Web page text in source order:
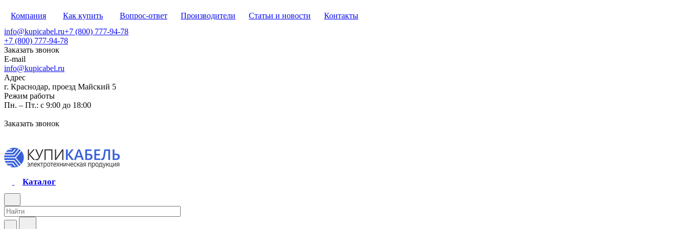
Компания Как купить Вопрос-ответ Производители Статьи и новости
Контакты
info@kupicabel.ru+7 (800) 777-94-78
+7 (800) 777-94-78
Заказать звонок
E-mail
info@kupicabel.ru
Адрес
г. Краснодар, проезд Майский 5
Режим работы
Пн. – Пт.: с 9:00 до 18:00
Заказать звонок
Каталог